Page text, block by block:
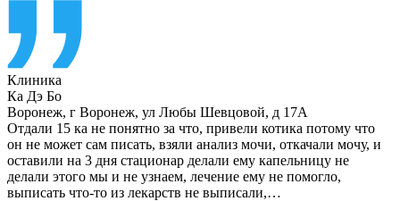
Клиника
Ка Дэ Бо
Воронеж, г Воронеж, ул Любы Шевцовой, д 17А
Отдали 15 ка не понятно за что, привели котика потому что
он не может сам писать, взяли анализ мочи, откачали мочу, и
оставили на 3 дня стационар делали ему капельницу не
делали этого мы и не узнаем, лечение ему не помогло,
выписать что-то из лекарств не выписали,…